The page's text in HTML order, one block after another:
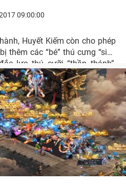
09:00:00
Huyết Kiếm còn cho phép
thêm các “bé” thú cưng “siêu
lực thú cưỡi “thần thánh”,
chí chinh phạt chốn ảo cảnh